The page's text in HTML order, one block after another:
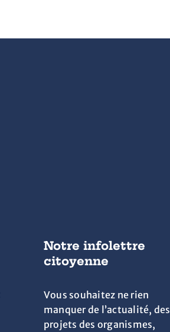
Notre infolettre
citoyenne
Vous souhaitez ne rien
manquer de l’actualité, des
projets des organismes,